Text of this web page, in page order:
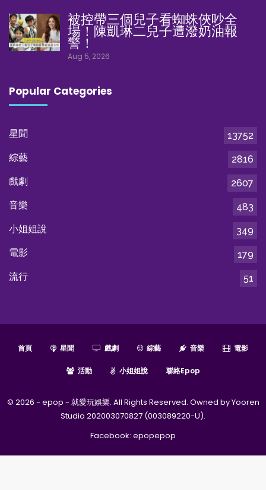
被控帶三個兒子看蜘蛛俠吵全
場！陳凱琳二兒子遭潑奶油報
警！
Aug 5, 2026
Popular Categories
星聞
13752
綜藝
2816
戲劇
2607
音樂
483
小姐姐說
349
電影
179
流行
51
首頁 星聞 戲劇 綜藝 音樂 電影
活動 小姐姐說 聯絡epop
© 2026 - epop - 就愛玩娛樂. All Rights Reserved. Owned by Yooren
Studio 202003070827 (003089220-U).
Facebook: epopepop